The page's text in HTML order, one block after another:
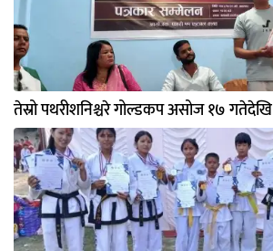
तेस्रो पथरीशनिश्चरे गोल्डकप असोज १७ गतेदेखि